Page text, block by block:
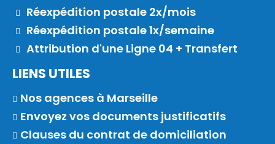
Réexpédition postale 2x/mois
Réexpédition postale 1x/semaine
Attribution d'une Ligne 04 + Transfert
LIENS UTILES
Nos agences à Marseille
Envoyez vos documents justificatifs
Clauses du contrat de domiciliation